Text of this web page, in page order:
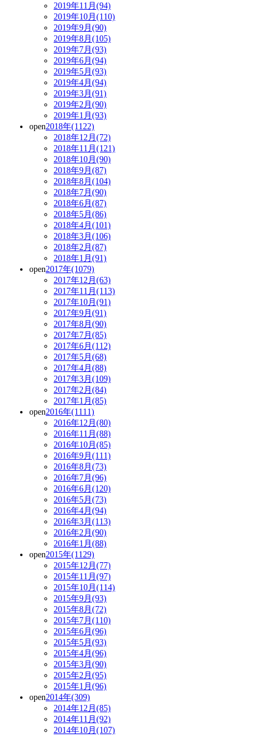
2019年11月(94)
2019年10月(110)
2019年9月(90)
2019年8月(105)
2019年7月(93)
2019年6月(94)
2019年5月(93)
2019年4月(94)
2019年3月(91)
2019年2月(90)
2019年1月(93)
open2018年(1122)
2018年12月(72)
2018年11月(121)
2018年10月(90)
2018年9月(87)
2018年8月(104)
2018年7月(90)
2018年6月(87)
2018年5月(86)
2018年4月(101)
2018年3月(106)
2018年2月(87)
2018年1月(91)
open2017年(1079)
2017年12月(63)
2017年11月(113)
2017年10月(91)
2017年9月(91)
2017年8月(90)
2017年7月(85)
2017年6月(112)
2017年5月(68)
2017年4月(88)
2017年3月(109)
2017年2月(84)
2017年1月(85)
open2016年(1111)
2016年12月(80)
2016年11月(88)
2016年10月(85)
2016年9月(111)
2016年8月(73)
2016年7月(96)
2016年6月(120)
2016年5月(73)
2016年4月(94)
2016年3月(113)
2016年2月(90)
2016年1月(88)
open2015年(1129)
2015年12月(77)
2015年11月(97)
2015年10月(114)
2015年9月(93)
2015年8月(72)
2015年7月(110)
2015年6月(96)
2015年5月(93)
2015年4月(96)
2015年3月(90)
2015年2月(95)
2015年1月(96)
open2014年(309)
2014年12月(85)
2014年11月(92)
2014年10月(107)